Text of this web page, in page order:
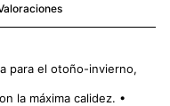
para el otoño-invierno,
la máxima calidez. •